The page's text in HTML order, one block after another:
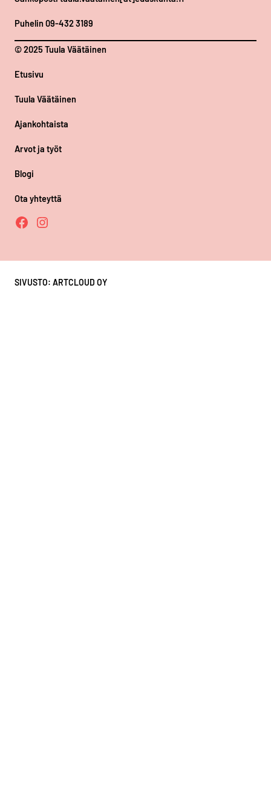
Puhelin 09-432 3189
© 2025 Tuula Väätäinen
Etusivu
Tuula Väätäinen
Ajankohtaista
Arvot ja työt
Blogi
Ota yhteyttä
Facebook Instagram
SIVUSTO: ARTCLOUD OY